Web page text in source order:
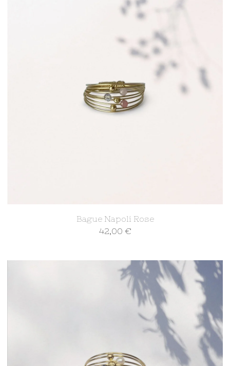
Bague Napoli Rose
42,00 €